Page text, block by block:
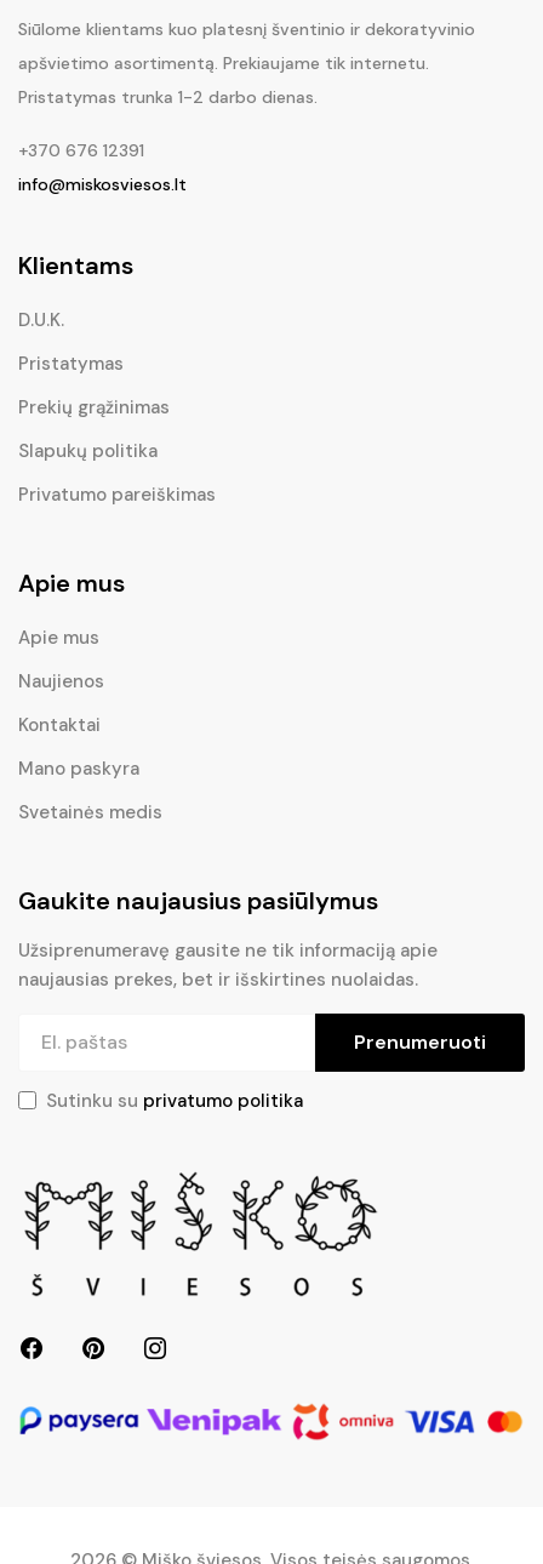
Siūlome klientams kuo platesnį šventinio ir dekoratyvinio
apšvietimo asortimentą. Prekiaujame tik internetu.
Pristatymas trunka 1-2 darbo dienas.
+370 676 12391
info@miskosviesos.lt
Klientams
D.U.K.
Pristatymas
Prekių grąžinimas
Slapukų politika
Privatumo pareiškimas
Apie mus
Apie mus
Naujienos
Kontaktai
Mano paskyra
Svetainės medis
Gaukite naujausius pasiūlymus
Užsiprenumeravę gausite ne tik informaciją apie
naujausias prekes, bet ir išskirtines nuolaidas.
Prenumeruoti
Sutinku su privatumo politika